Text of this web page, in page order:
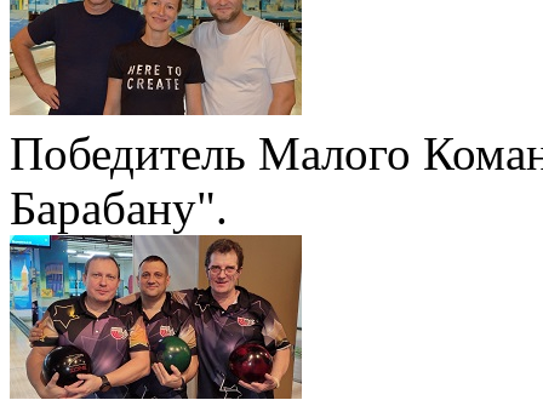
Победитель Малого
Барабану".